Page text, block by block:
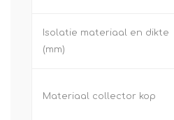
Isolatie materiaal en dikte
(mm)
Materiaal collector kop